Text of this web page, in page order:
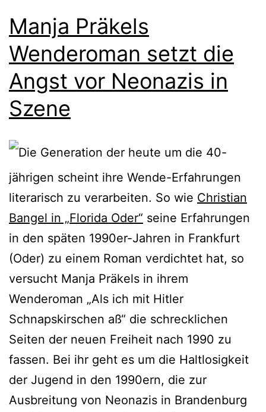
Manja Präkels
Wenderoman setzt die
Angst vor Neonazis in
Szene
Die Generation der heute um die 40-
jährigen scheint ihre Wende-Erfahrungen
literarisch zu verarbeiten. So wie Christian
Bangel in „Florida Oder“ seine Erfahrungen
in den späten 1990er-Jahren in Frankfurt
(Oder) zu einem Roman verdichtet hat, so
versucht Manja Präkels in ihrem
Wenderoman „Als ich mit Hitler
Schnapskirschen aß“ die schrecklichen
Seiten der neuen Freiheit nach 1990 zu
fassen. Bei ihr geht es um die Haltlosigkeit
der Jugend in den 1990ern, die zur
Ausbreitung von Neonazis in Brandenburg